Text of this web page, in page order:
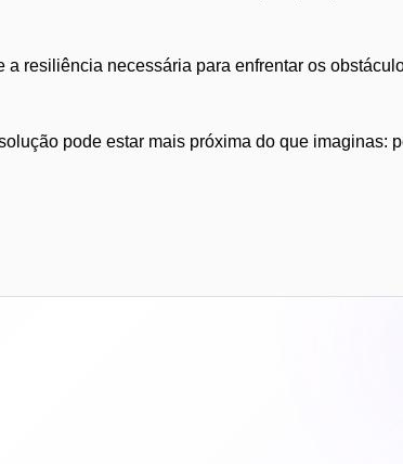
resiliência necessária para enfrentar os
pode estar mais próxima do que imaginas: